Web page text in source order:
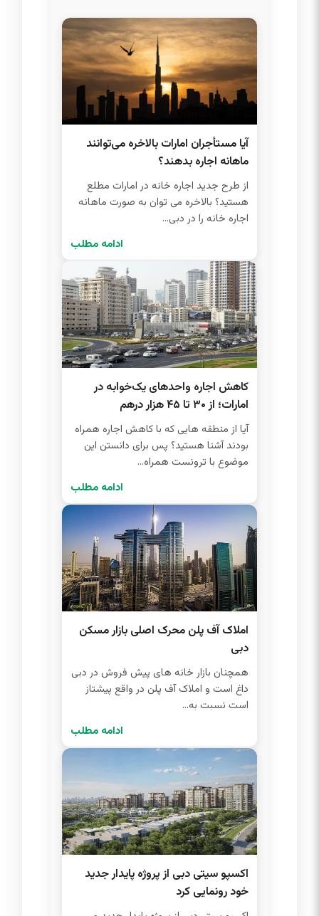
آیا مستأجران امارات بالاخره می‌توانند
ماهانه اجاره بدهند؟
از طرح جدید اجاره خانه در امارات مطلع
هستید؟ بالاخره می توان به صورت ماهانه
اجاره خانه را در دبی...
ادامه مطلب
کاهش اجاره واحدهای یک‌خوابه در
امارات؛ از ۳۰ تا ۴۵ هزار درهم
آیا از منطقه هایی که با کاهش اجاره همراه
بودند آشنا هستید؟ پس برای دانستن این
موضوع با ترونست همراه...
ادامه مطلب
املاک آف پلن محرک اصلی بازار مسکن
دبی
همچنان بازار خانه های پیش فروش در دبی
داغ است و املاک آف پلن در واقع پیشتاز
است نسبت به...
ادامه مطلب
اکسپو سیتی دبی از پروژه پایدار جدید
خود رونمایی کرد